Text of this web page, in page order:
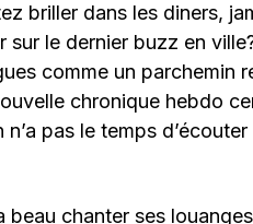
briller dans les diners,
sur le dernier buzz en
comme un parchemin
chronique hebdo
pas le temps
beau chanter ses